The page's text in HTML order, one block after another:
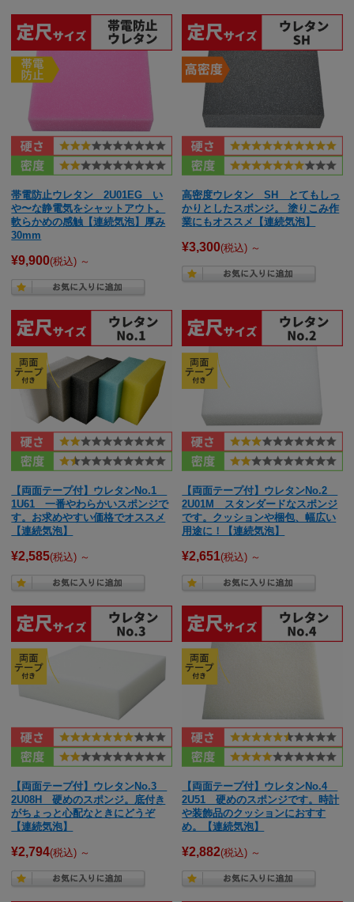
帯電防止ウレタン 2U01EG い
や〜な静電気をシャットアウト。
軟らかめの感触【連続気泡】厚み
30mm
¥9,900(税込) ～
高密度ウレタン SH とてもしっ
かりとしたスポンジ。 塗りこみ作
業にもオススメ【連続気泡】
¥3,300(税込) ～
【両面テープ付】ウレタンNo.1
1U61 一番やわらかいスポンジで
す。お求めやすい価格でオススメ
【連続気泡】
¥2,585(税込) ～
【両面テープ付】ウレタンNo.2
2U01M スタンダードなスポンジ
です。クッションや梱包、幅広い
用途に！【連続気泡】
¥2,651(税込) ～
【両面テープ付】ウレタンNo.3
2U08H 硬めのスポンジ。底付き
がちょっと心配なときにどうぞ
【連続気泡】
¥2,794(税込) ～
【両面テープ付】ウレタンNo.4
2U51 硬めのスポンジです。時計
や装飾品のクッションにおすす
め。【連続気泡】
¥2,882(税込) ～